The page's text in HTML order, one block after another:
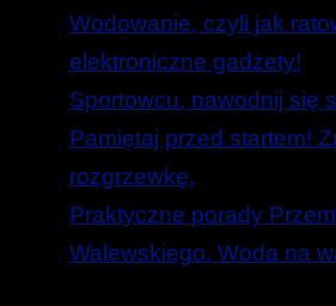
Wodowanie, czyli jak
elektroniczne gadżety!
Sportowcu, nawodnij się
Pamiętaj przed startem!
rozgrzewkę.
Praktyczne porady
Walewskiego. Woda na